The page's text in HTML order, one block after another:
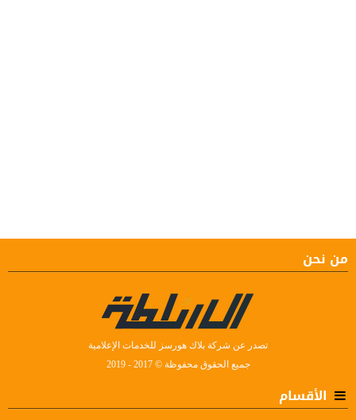
من نحن
تصدر عن شركة بلاك هورسز للخدمات الإعلامية
جميع الحقوق محفوظة © 2017 - 2019
الأقسام